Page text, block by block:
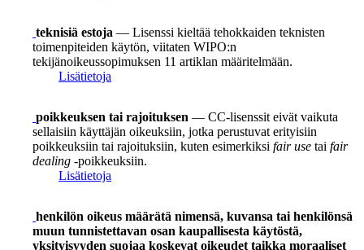
teknisiä estoja — Lisenssi kieltää tehokkaiden teknisten
toimenpiteiden käytön, viitaten WIPO:n
tekijänoikeussopimuksen 11 artiklan määritelmään.
Lisätietoja
poikkeuksen tai rajoituksen — CC-lisenssit eivät vaikuta
sellaisiin käyttäjän oikeuksiin, jotka perustuvat erityisiin
poikkeuksiin tai rajoituksiin, kuten esimerkiksi fair use tai fair
dealing -poikkeuksiin.
Lisätietoja
henkilön oikeus määrätä nimensä, kuvansa tai henkilönsä
muun tunnistettavan osan kaupallisesta käytöstä,
yksityisyyden suojaa koskevat oikeudet taikka moraaliset